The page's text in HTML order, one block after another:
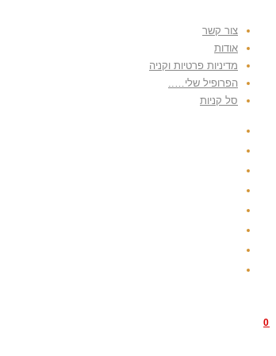
צור קשר
אודות
מדיניות פרטיות וקניה
הפרופיל שלי…..
סל קניות
0